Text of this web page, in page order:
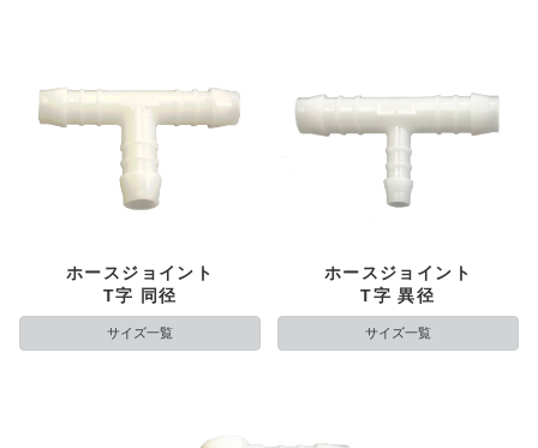
ホースジョイント
T字 同径
サイズ一覧
ホースジョイント
T字 異径
サイズ一覧